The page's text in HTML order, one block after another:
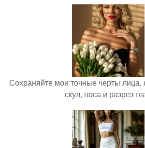
Сохраняйте мои точные черты
скул, носа и разрез